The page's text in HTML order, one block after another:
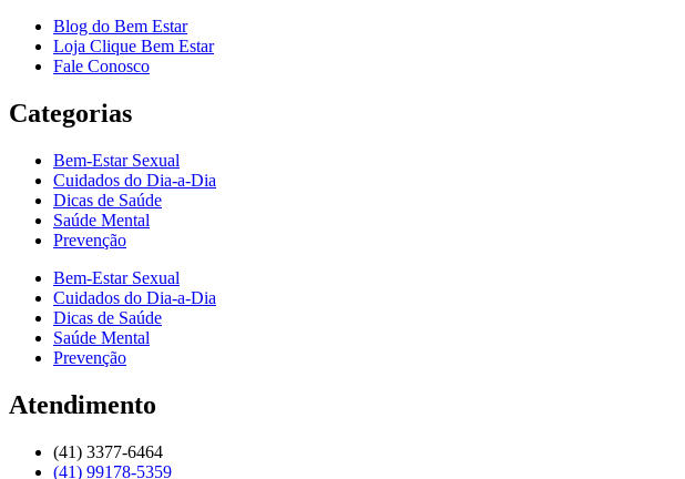
Blog do Bem Estar
Loja Clique Bem Estar
Fale Conosco
Categorias
Bem-Estar Sexual
Cuidados do Dia-a-Dia
Dicas de Saúde
Saúde Mental
Prevenção
Bem-Estar Sexual
Cuidados do Dia-a-Dia
Dicas de Saúde
Saúde Mental
Prevenção
Atendimento
(41) 3377-6464
(41) 99178-5359